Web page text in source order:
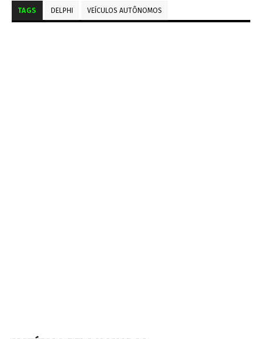
TAGS DELPHI VEÍCULOS AUTÔNOMOS